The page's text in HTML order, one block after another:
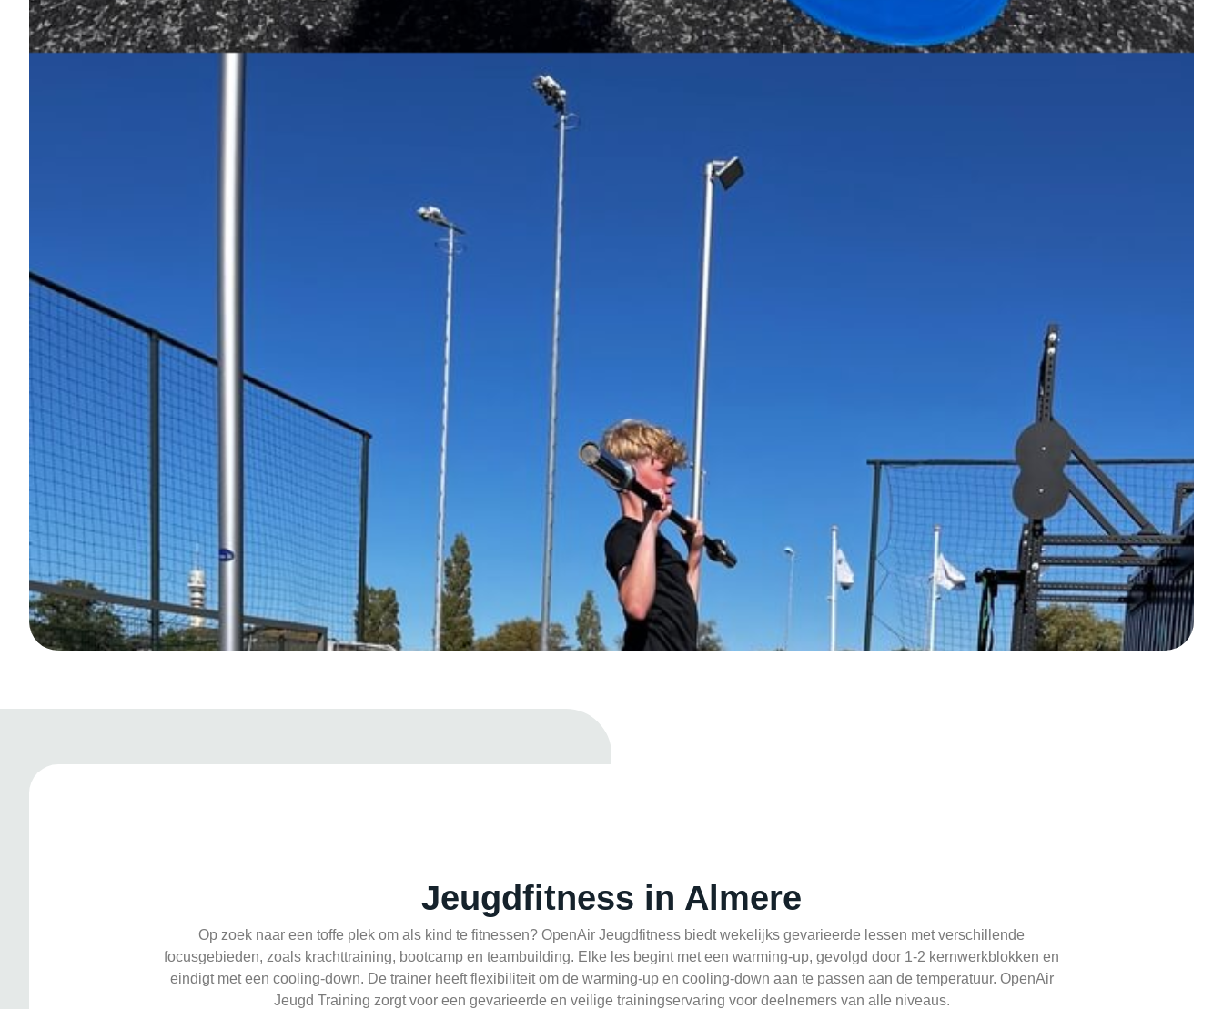
Jeugdfitness in Almere
Op zoek naar een toffe plek om als kind te fitnessen? OpenAir Jeugdfitness biedt wekelijks gevarieerde lessen met verschillende
focusgebieden, zoals krachttraining, bootcamp en teambuilding. Elke les begint met een warming-up, gevolgd door 1-2 kernwerkblokken en
eindigt met een cooling-down. De trainer heeft flexibiliteit om de warming-up en cooling-down aan te passen aan de temperatuur. OpenAir
Jeugd Training zorgt voor een gevarieerde en veilige trainingservaring voor deelnemers van alle niveaus.